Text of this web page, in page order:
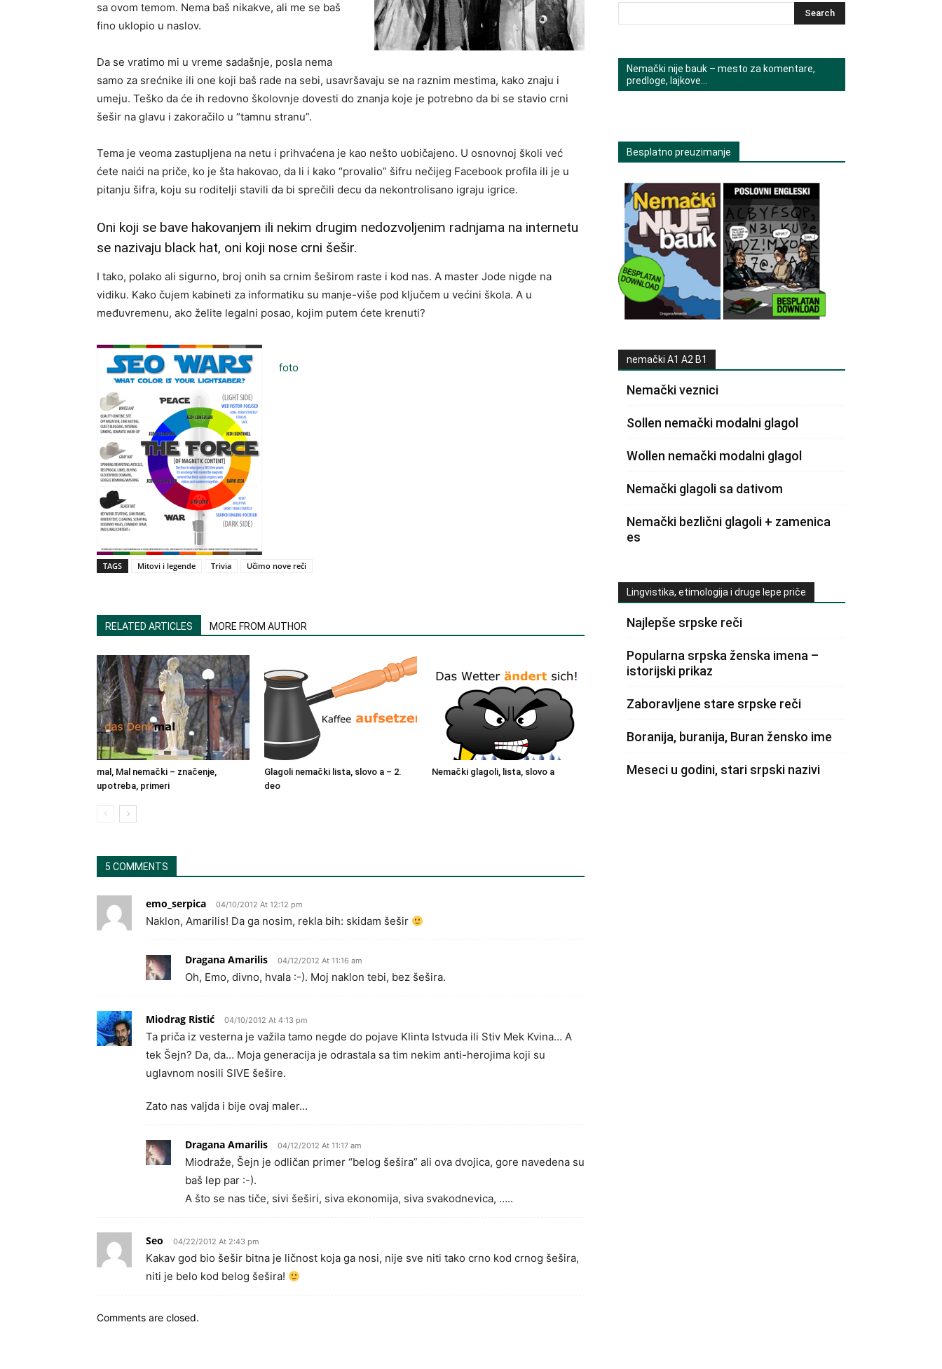
sa ovom temom. Nema baš nikakve, ali me se baš
fino uklopio u naslov.
Da se vratimo mi u vreme sadašnje, posla nema
samo za srećnike ili one koji baš rade na sebi, usavršavaju se na raznim mestima, kako znaju i
umeju. Teško da će ih redovno školovnje dovesti do znanja koje je potrebno da bi se stavio crni
šešir na glavu i zakoračilo u “tamnu stranu”.
Tema je veoma zastupljena na netu i prihvaćena je kao nešto uobičajeno. U osnovnoj školi već
ćete naići na priče, ko je šta hakovao, da li i kako “provalio” šifru nečijeg Facebook profila ili je u
pitanju šifra, koju su roditelji stavili da bi sprečili decu da nekontrolisano igraju igrice.
Oni koji se bave hakovanjem ili nekim drugim nedozvoljenim radnjama na internetu
se nazivaju black hat, oni koji nose crni šešir.
I tako, polako ali sigurno, broj onih sa crnim šeširom raste i kod nas. A master Jode nigde na
vidiku. Kako čujem kabineti za informatiku su manje-više pod ključem u većini škola. A u
međuvremenu, ako želite legalni posao, kojim putem ćete krenuti?
foto
TAGS Mitovi i legende Trivia Učimo nove reči
RELATED ARTICLES MORE FROM AUTHOR
mal, Mal nemački – značenje,
upotreba, primeri
Glagoli nemački lista, slovo a – 2.
deo
Nemački glagoli, lista, slovo a
5 COMMENTS
emo_serpica 04/10/2012 At 12:12 pm
Naklon, Amarilis! Da ga nosim, rekla bih: skidam šešir
Dragana Amarilis 04/12/2012 At 11:16 am
Oh, Emo, divno, hvala :-). Moj naklon tebi, bez šešira.
Miodrag Ristić 04/10/2012 At 4:13 pm
Ta priča iz vesterna je važila tamo negde do pojave Klinta Istvuda ili Stiv Mek Kvina… A
tek Šejn? Da, da… Moja generacija je odrastala sa tim nekim anti-herojima koji su
uglavnom nosili SIVE šešire.
Zato nas valjda i bije ovaj maler…
Dragana Amarilis 04/12/2012 At 11:17 am
Miodraže, Šejn je odličan primer “belog šešira” ali ova dvojica, gore navedena su
baš lep par :-).
A što se nas tiče, sivi šeširi, siva ekonomija, siva svakodnevica, …..
Seo 04/22/2012 At 2:43 pm
Kakav god bio šešir bitna je ličnost koja ga nosi, nije sve niti tako crno kod crnog šešira,
niti je belo kod belog šešira!
Comments are closed.
Nemački nije bauk – mesto za komentare,
predloge, lajkove…
Besplatno preuzimanje
nemački A1 A2 B1
Nemački veznici
Sollen nemački modalni glagol
Wollen nemački modalni glagol
Nemački glagoli sa dativom
Nemački bezlični glagoli + zamenica
es
Lingvistika, etimologija i druge lepe priče
Najlepše srpske reči
Popularna srpska ženska imena –
istorijski prikaz
Zaboravljene stare srpske reči
Boranija, buranija, Buran žensko ime
Meseci u godini, stari srpski nazivi